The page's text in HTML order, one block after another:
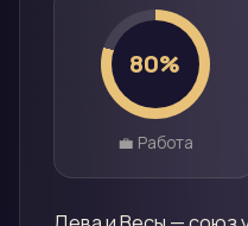
80%
💼 Работа